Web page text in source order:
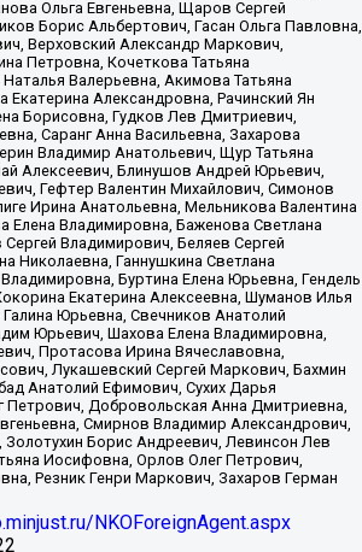
Ольга Евгеньевна, Щаров Сергей
Борис Альбертович, Гасан Ольга Павловна,
Верховский Александр Маркович,
Петровна, Кочеткова Татьяна
Валерьевна, Акимова Татьяна
Екатерина Александровна, Рачинский Ян
Борисовна, Гудков Лев Дмитриевич,
Саранг Анна Васильевна, Захарова
Владимир Анатольевич, Щур Татьяна
Алексеевич, Блинушов Андрей Юрьевич,
Гефтер Валентин Михайлович, Симонов
Ирина Анатольевна, Мельникова Валентина
Елена Владимировна, Баженова Светлана
Владимирович, Беляев Сергей
Николаевна, Ганнушкина Светлана
Буртина Елена Юрьевна, Гендель
Екатерина Алексеевна, Шуманов Илья
Юрьевна, Свечников Анатолий
Юрьевич, Шахова Елена Владимировна,
Протасова Ирина Вячеславовна,
Лукашевский Сергей Маркович, Бахмин
Анатолий Ефимович, Сухих Дарья
Петрович, Добровольская Анна Дмитриевна,
Смирнов Владимир Александрович,
Борис Андреевич, Левинсон Лев
Иосифовна, Орлов Олег Петрович,
Резник Генри Маркович, Захаров Герман
NKOForeignAgent.aspx